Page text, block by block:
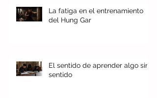
La fatiga en el entrenamiento
del Hung Gar
El sentido de aprender algo sin
sentido